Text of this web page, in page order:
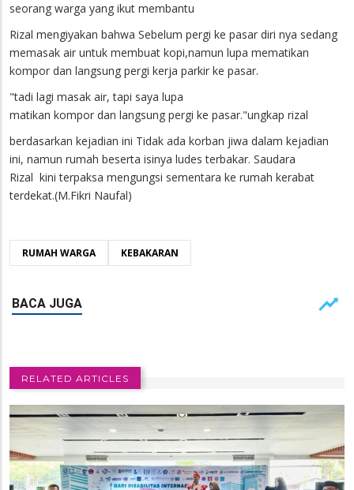
seorang warga yang ikut membantu
Rizal mengiyakan bahwa Sebelum pergi ke pasar diri nya sedang
memasak air untuk membuat kopi,namun lupa mematikan
kompor dan langsung pergi kerja parkir ke pasar.
"tadi lagi masak air, tapi saya lupa
matikan kompor dan langsung pergi ke pasar."ungkap rizal
berdasarkan kejadian ini Tidak ada korban jiwa dalam kejadian
ini, namun rumah beserta isinya ludes terbakar. Saudara
Rizal kini terpaksa mengungsi sementara ke rumah kerabat
terdekat.(M.Fikri Naufal)
RUMAH WARGA KEBAKARAN
RELATED ARTICLES